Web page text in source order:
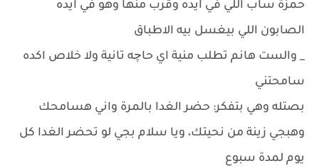
حمزة ساب اللي في ايده وقرب منها وهو في ايده
الصابون اللي بيغسل بيه الاطباق
_ والست هانم تطلب منية اي حاچه تانية ولا خلاص اكده
سامحتني
بصتله وهي بتفكر: حضر الغدا بالمرة واني هسامحك
وهبجي زينة من نحيتك، ويا سلام بجي لو تحضر الغدا كل
يوم لمدة سبوع